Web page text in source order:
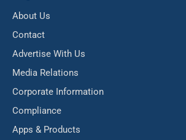
About Us
Contact
Advertise With Us
Media Relations
Corporate Information
Compliance
Apps & Products